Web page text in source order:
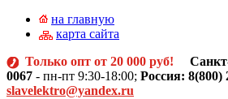
на главную
карта сайта
Только опт от 20 000 руб! Санкт-
0067 - пн-пт 9:30-18:00; Россия: 8(800)
slavelektro@yandex.ru